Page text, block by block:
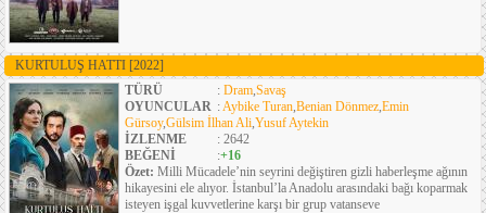
KURTULUŞ HATTI [2022]
TÜRÜ
: Dram,Savaş
OYUNCULAR :Aybike Turan,Benian Dönmez,Emin
Gürsoy,Gülsim İlhan Ali,Yusuf Aytekin
İZLENME
: 2642
BEĞENİ
:+16
Özet: Milli Mücadele’nin seyrini değiştiren gizli haberleşme ağının
hikayesini ele alıyor. İstanbul’la Anadolu arasındaki bağı koparmak
isteyen işgal kuvvetlerine karşı bir grup vatanseve